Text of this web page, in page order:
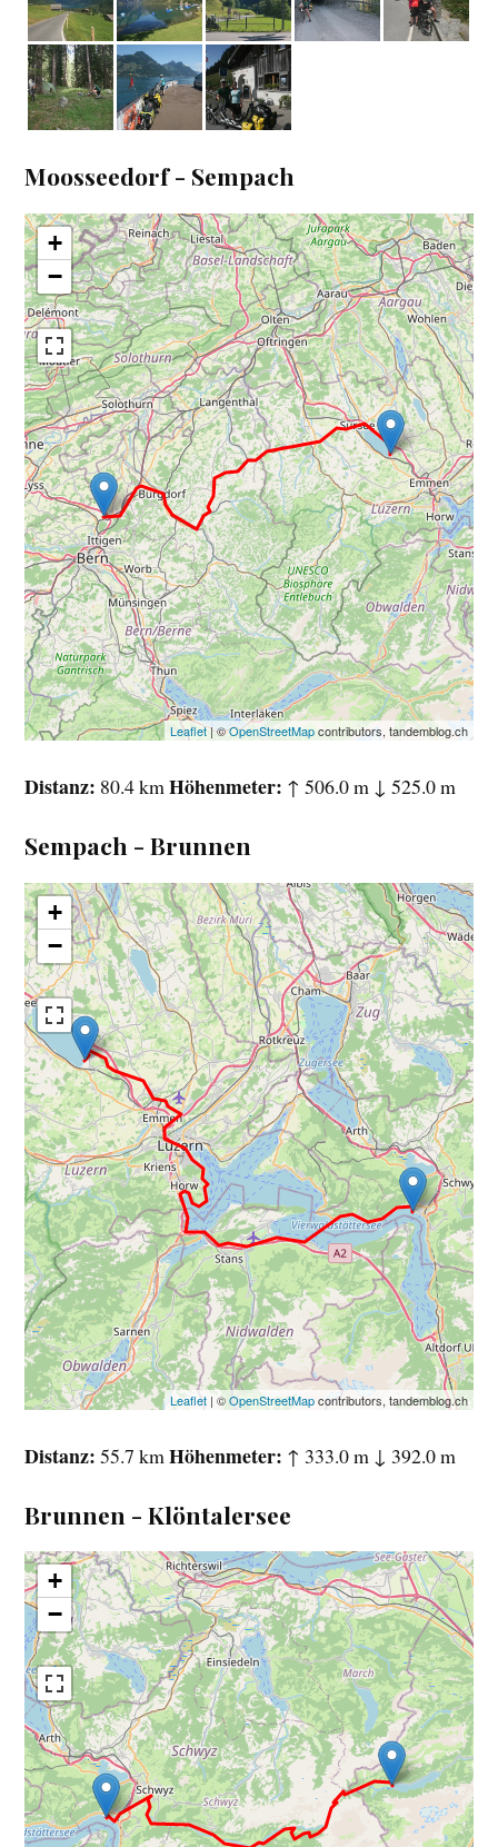
Moosseedorf - Sempach
+
−
Leaflet| ©OpenStreetMapcontributors, tandemblog.ch
Distanz 80.4 kmHöhenmeter ↑ 506.0 m ↓ 525.0 m
Sempach - Brunnen
+
−
Leaflet| ©OpenStreetMapcontributors, tandemblog.ch
Distanz 55.7 kmHöhenmeter ↑ 333.0 m ↓ 392.0 m
Brunnen - Klöntalersee
+
−